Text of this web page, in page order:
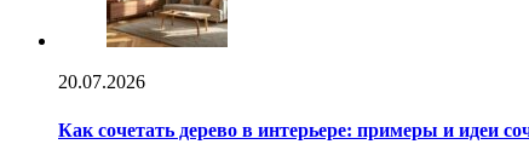
20.07.2026
Как сочетать дерево в интерьере: примеры и идеи